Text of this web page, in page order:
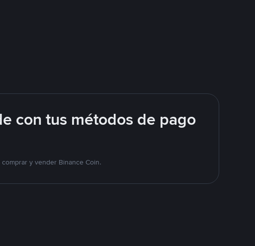
con tus métodos de pago
y vender Binance Coin.